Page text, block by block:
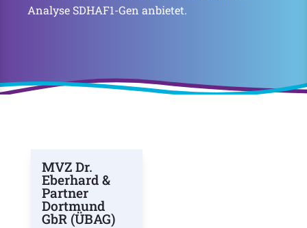
Analyse SDHAF1-Gen anbietet.
MVZ Dr.
Eberhard &
Partner
Dortmund
GbR (ÜBAG)